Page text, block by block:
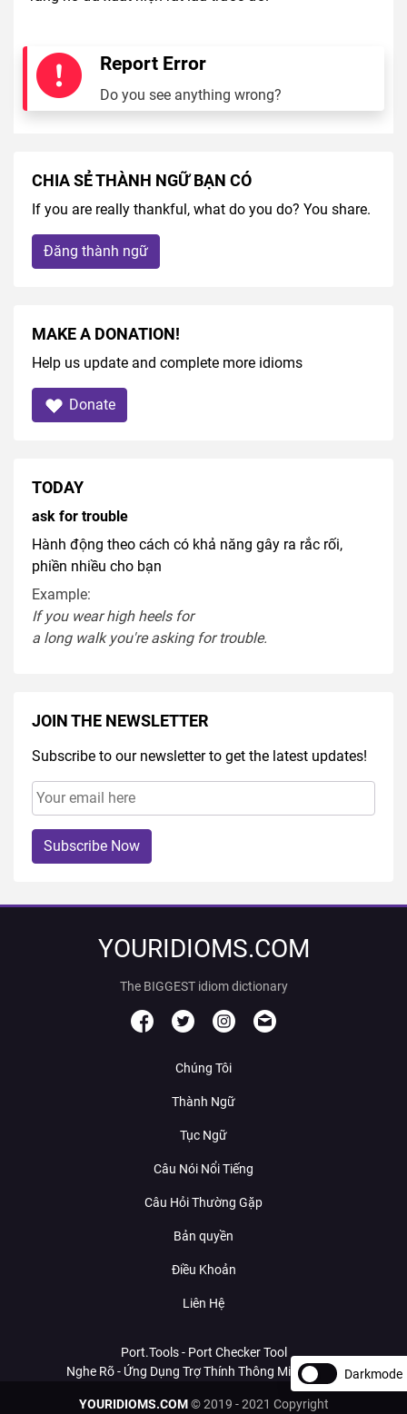
Report Error
Do you see anything wrong?
CHIA SẺ THÀNH NGỮ BẠN CÓ
If you are really thankful, what do you do? You share.
Đăng thành ngữ
MAKE A DONATION!
Help us update and complete more idioms
Donate
TODAY
ask for trouble
Hành động theo cách có khả năng gây ra rắc rối,
phiền nhiều cho bạn
Example:
If you wearhigh heelsfor
a long walkyou'reaskingfortrouble.
JOIN THE NEWSLETTER
Subscribe to our newsletter to get the latest updates!
Subscribe Now
YOURIDIOMS.COM
The BIGGEST idiom dictionary
Chúng Tôi
Thành Ngữ
Tục Ngữ
Câu Nói Nổi Tiếng
Câu Hỏi Thường Gặp
Bản quyền
Điều Khoản
Liên Hệ
Port.Tools - Port Checker Tool
Nghe Rõ - Ứng Dụng Trợ Thính Thông Minh Với AI
YOURIDIOMS.COM© 2019 - 2021 Copyright
Darkmode